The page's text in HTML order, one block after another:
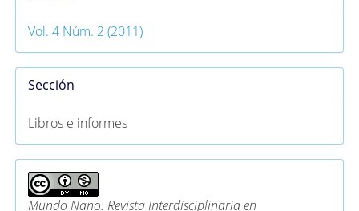
Vol. 4 Núm. 2 (2011)
Sección
Libros e informes
Mundo Nano. Revista Interdisciplinaria en